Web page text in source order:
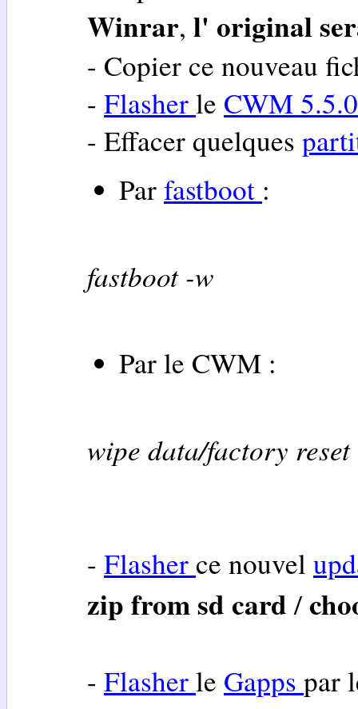
Winrar, l' original
- Copier ce nouveau
- Flasherle CWM
- Effacer quelques
Parfastboot :
fastboot -w
Par le CWM :
wipe data/factory reset
- Flasher ce nouvel
zip from sd card/
- Flasherle Gapps par